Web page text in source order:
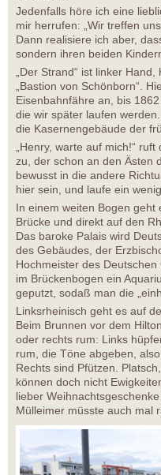
Jedenfalls höre ich eine
mir herrufen: „Wir treffen
Dann realisiere ich aber,
sondern ihren beiden
„Der Strand“ ist linker
„Bastion von Schönborn“.
Eisenbahnfähre an, bis
die wir später laufen
die Kasernengebäude der
„Henry, warte auf mich!“
zu, der schon an den Ästen
bewusst in die andere
hier sein, und laufe ein
In einem weiten Bogen
Brücke und direkt auf den
Das baroke Palais wird
des Gebäudes, der
Hochmeister des
im Brückenbogen ein
geputzt, sodaß man die
Linksrheinisch geht es auf
Beim Brunnen vor dem
oder rechts rum: Links
rum, die Töne abgeben, also
Rechts sind Pfützen.
können doch nicht
lieber
Mülleimer müsste auch mal